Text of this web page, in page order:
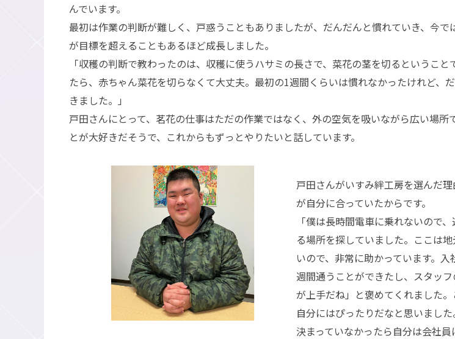
んでいます。
最初は作業の判断が難しく、戸惑うこともありましたが、だんだんと慣れていき、今で
が目標を超えることもあるほど成長しました。
「収穫の判断で教わったのは、収穫に使うハサミの長さで、菜花の茎を切るということ
たら、赤ちゃん菜花を切らなくて大丈夫。最初の1週間くらいは慣れなかったけれど、
きました。」
戸田さんにとって、茗花の仕事はただの作業ではなく、外の空気を吸いながら広い場所
とが大好きだそうで、これからもずっとやりたいと話しています。
戸田さんがいすみ絆工房を選んだ
が自分に合っていたからです。
「僕は長時間電車に乗れないので
る場所を探していました。ここは
いので、非常に助かっています。
週間通うことができたし、スタッ
が上手だね」と褒めてくれました
自分にはぴったりだなと思いまし
決まっていなかったら自分は会社